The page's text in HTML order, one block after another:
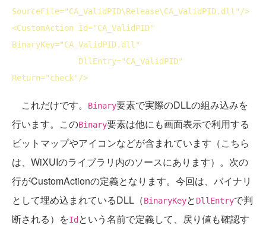
SourceFile="CA_ValidPID\Release\CA_ValidPID.dll"/>
<CustomAction Id
BinaryKey="CA_ValidPID.dll"
DllEntry
Return="check"/>
これだけです。 Binary要素で実際のDLLの組み込みを
行います。このBinary要素は他にも画面表示で利用する
ビットマップやアイコンなどが含まれています（こちら
は、WiXUIのライブラリ内のソースにあります）。次の
行がCustomActionの定義となります。今回は、バイナリ
として埋め込まれているDLL（BinaryKeyと DllEntryで判
断される）をId という名前で定義して、戻り値も確認す